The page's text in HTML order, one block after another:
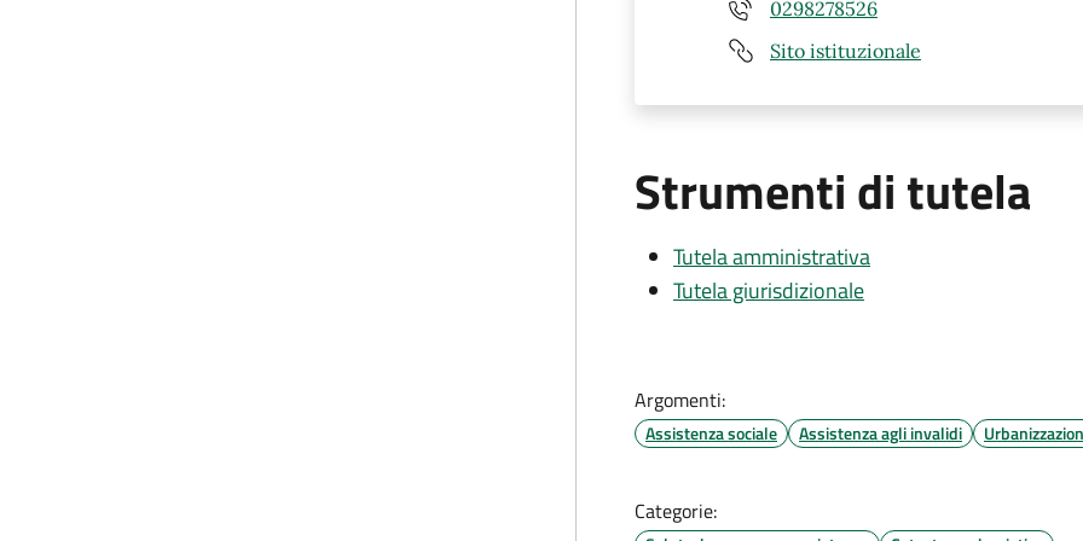
0298278526
Sito istituzionale
Strumenti di tutela
Tutela amministrativa
Tutela giurisdizionale
Argomenti:
Assistenza sociale Assistenza agli invalidi
Categorie: